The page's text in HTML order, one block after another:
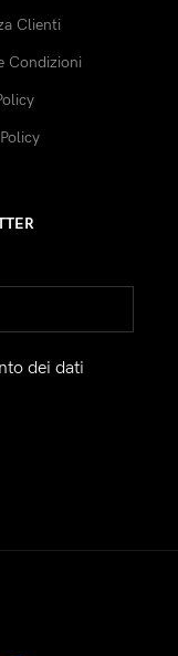
Clienti
Condizioni
dei dati